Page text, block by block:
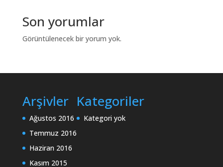
Son yorumlar
Görüntülenecek bir yorum yok.
Arşivler
Ağustos 2016
Temmuz 2016
Haziran 2016
Kasım 2015
Kategoriler
Kategori yok